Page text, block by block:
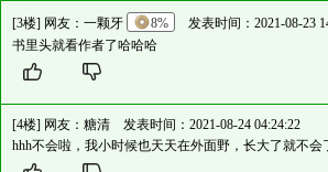
[3楼] 网友： 一颗牙 8%
发表时间：2021-08-23
书里头就看作者了哈哈哈
[4楼] 网友： 糖清 发表时间：2021-08-24 04:24:22
hhh不会啦，我小时候也天天在外面野，长大了就不会